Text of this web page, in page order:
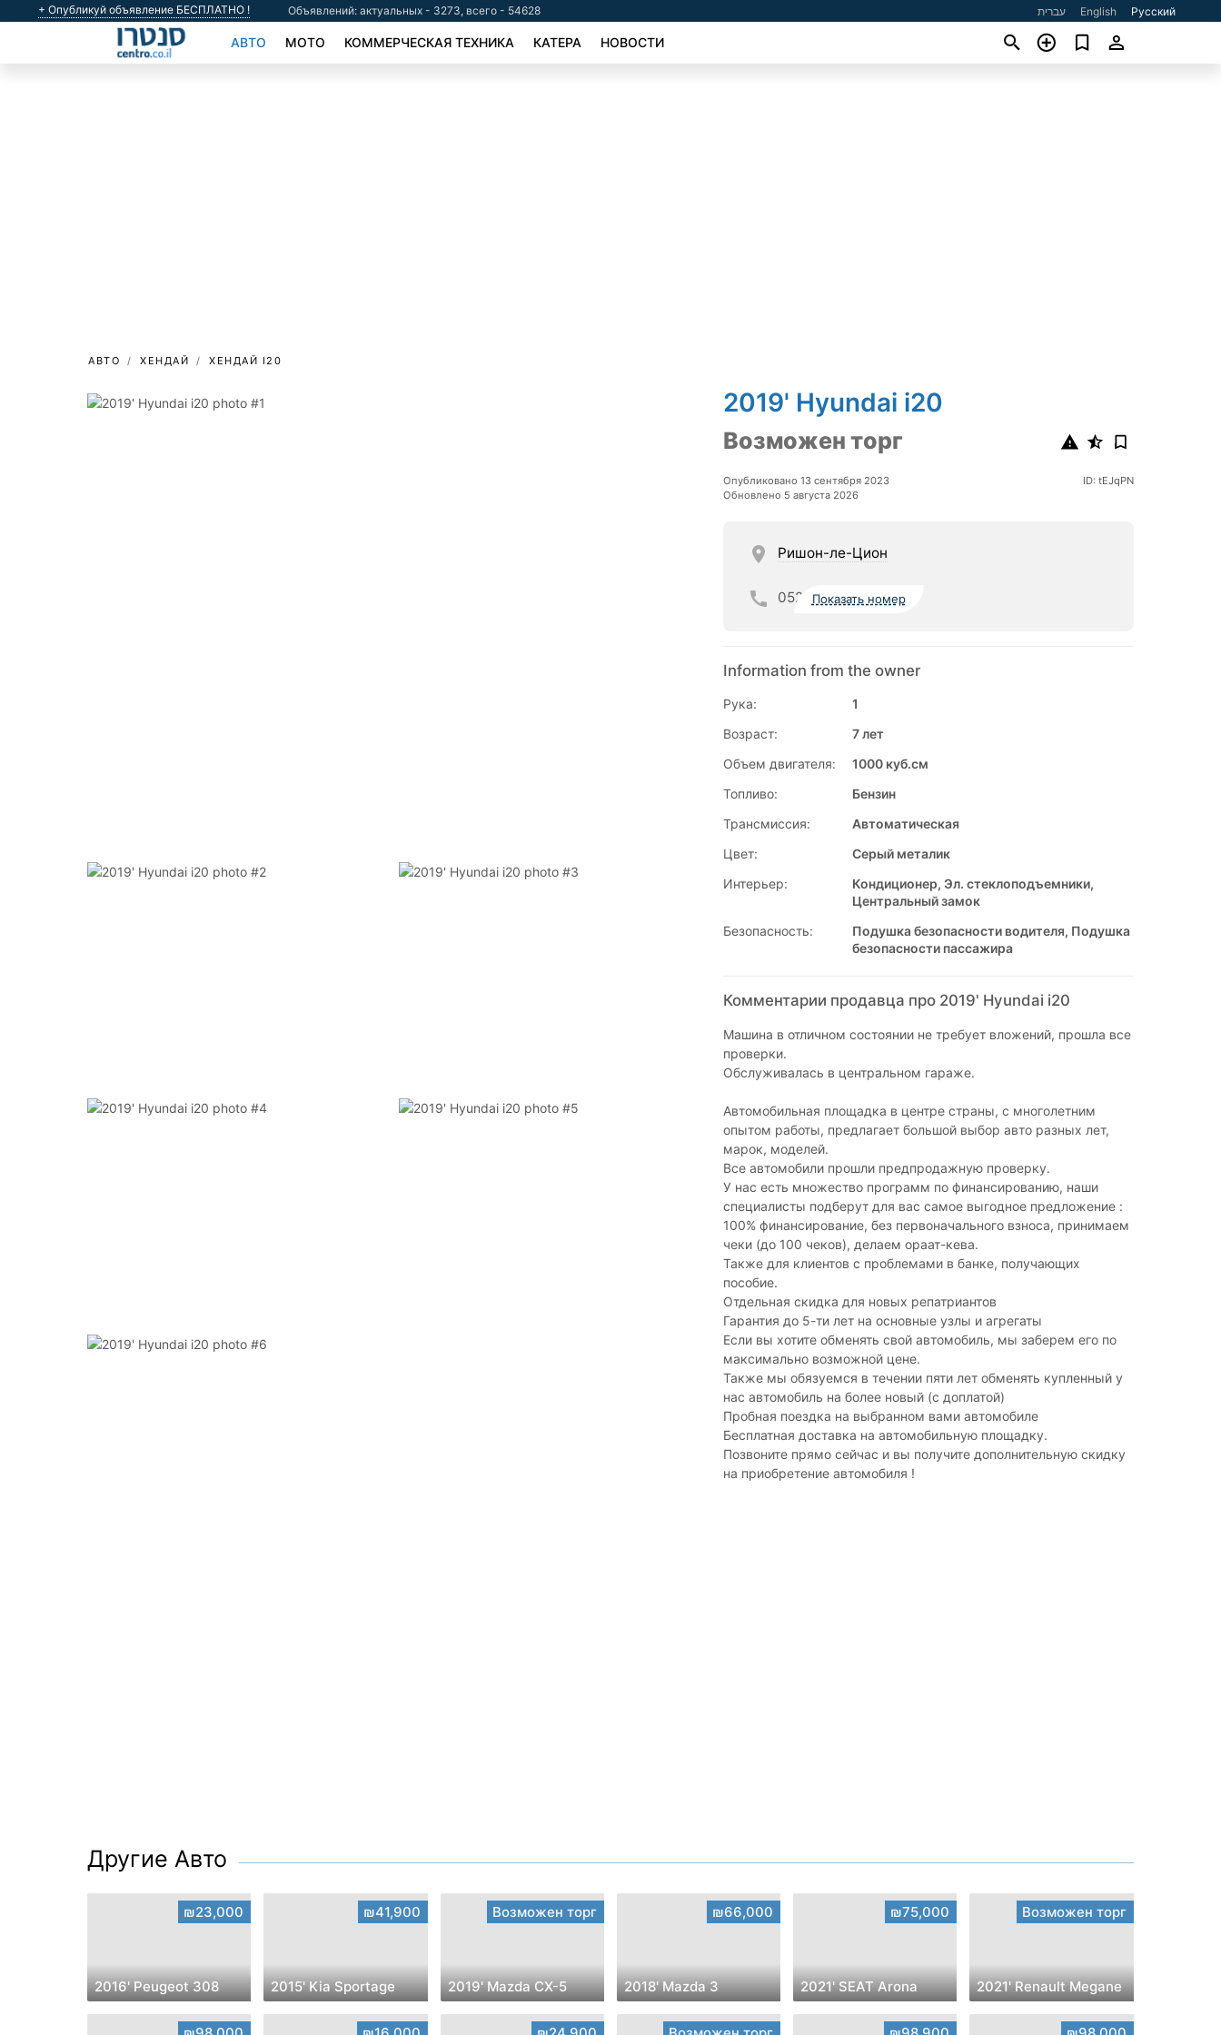
+ Опубликуй объявление БЕСПЛАТНО ! Объявлений: актуальных - 3273, всего - 54628 עברית English Русский
АВТО МОТО КОММЕРЧЕСКАЯ ТЕХНИКА КАТЕРА НОВОСТИ
АВТО ХЕНДАЙ ХЕНДАЙ I20
2019' Hyundai i20
Возможен торг
Опубликовано 13 сентября 2023
Обновлено 5 августа 2026
ID: tEJqPN
Ришон-ле-Цион
052 Показать номер
Information from the owner
Рука:
1
Возраст:
7 лет
Объем двигателя:
1000 куб.см
Топливо:
Бензин
Трансмиссия:
Автоматическая
Цвет:
Серый металик
Интерьер:
Кондиционер, Эл. стеклоподъемники,
Центральный замок
Безопасность:
Подушка безопасности водителя, Подушка
безопасности пассажира
Комментарии продавца про 2019' Hyundai i20
Машина в отличном состоянии не требует вложений, прошла все
проверки.
Обслуживалась в центральном гараже.
Автомобильная площадка в центре страны, с многолетним
опытом работы, предлагает большой выбор авто разных лет,
марок, моделей.
Все автомобили прошли предпродажную проверку.
У нас есть множество программ по финансированию, наши
специалисты подберут для вас самое выгодное предложение :
100% финансирование, без первоначального взноса, принимаем
чеки (до 100 чеков), делаем ораат-кева.
Также для клиентов с проблемами в банке, получающих
пособие.
Отдельная скидка для новых репатриантов
Гарантия до 5-ти лет на основные узлы и агрегаты
Если вы хотите обменять свой автомобиль, мы заберем его по
максимально возможной цене.
Также мы обязуемся в течении пяти лет обменять купленный у
нас автомобиль на более новый (с доплатой)
Пробная поездка на выбранном вами автомобиле
Бесплатная доставка на автомобильную площадку.
Позвоните прямо сейчас и вы получите дополнительную скидку
на приобретение автомобиля !
Другие Авто
₪23,000
2016' Peugeot 308
₪41,900
2015' Kia Sportage
Возможен торг
2019' Mazda CX-5
₪66,000
2018' Mazda 3
₪75,000
2021' SEAT Arona
Возможен торг
2021' Renault Megane